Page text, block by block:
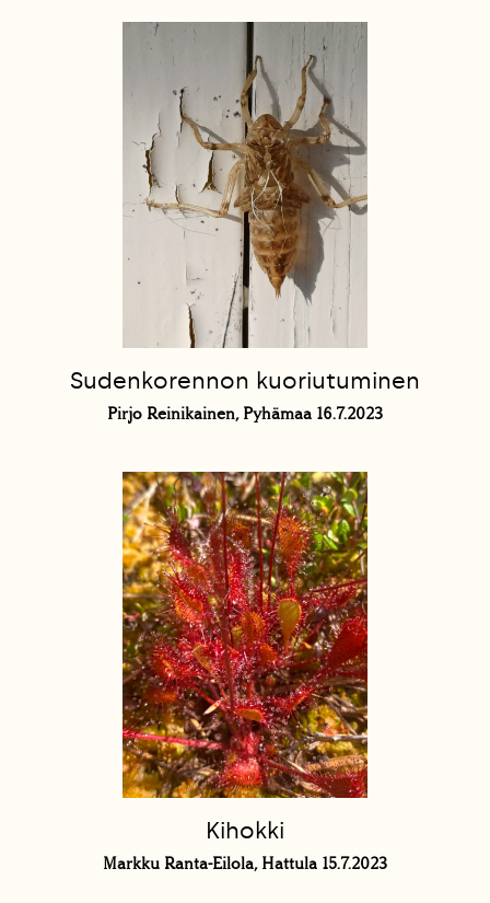
Sudenkorennon kuoriutuminen
Pirjo Reinikainen, Pyhämaa 16.7.2023
Kihokki
Markku Ranta-Eilola, Hattula 15.7.2023